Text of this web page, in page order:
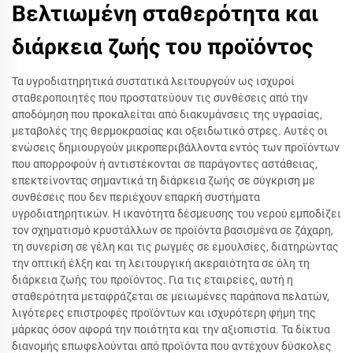
Βελτιωμένη σταθερότητα και
διάρκεια ζωής του προϊόντος
Τα υγροδιατηρητικά συστατικά λειτουργούν ως ισχυροί
σταθεροποιητές που προστατεύουν τις συνθέσεις από την
αποδόμηση που προκαλείται από διακυμάνσεις της υγρασίας,
μεταβολές της θερμοκρασίας και οξειδωτικό στρες. Αυτές οι
ενώσεις δημιουργούν μικροπεριβάλλοντα εντός των προϊόντων
που απορροφούν ή αντιστέκονται σε παράγοντες αστάθειας,
επεκτείνοντας σημαντικά τη διάρκεια ζωής σε σύγκριση με
συνθέσεις που δεν περιέχουν επαρκή συστήματα
υγροδιατηρητικών. Η ικανότητα δέσμευσης του νερού εμποδίζει
τον σχηματισμό κρυστάλλων σε προϊόντα βασισμένα σε ζάχαρη,
τη συνερίση σε γέλη και τις ρωγμές σε εμουλσίες, διατηρώντας
την οπτική έλξη και τη λειτουργική ακεραιότητα σε όλη τη
διάρκεια ζωής του προϊόντος. Για τις εταιρείες, αυτή η
σταθερότητα μεταφράζεται σε μειωμένες παράπονα πελατών,
λιγότερες επιστροφές προϊόντων και ισχυρότερη φήμη της
μάρκας όσον αφορά την ποιότητα και την αξιοπιστία. Τα δίκτυα
διανομής επωφελούνται από προϊόντα που αντέχουν δύσκολες